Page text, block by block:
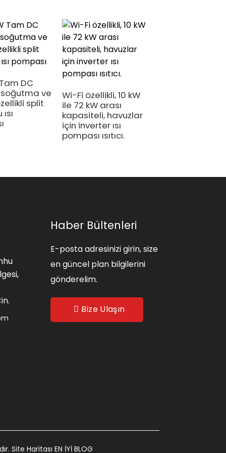
DC
ve
split
Wi-Fi özellikli, 10 kW
ile 72 kW arası
kapasiteli, havuzlar
için inverter ısı
pompası ısıtıcı.
Haber Bültenleri
E-posta adresinizi girin, size
en güncel plan bilgilerini
gönderelim.
Bize Ulaşın
Site Haritası EN İYİ BLOG